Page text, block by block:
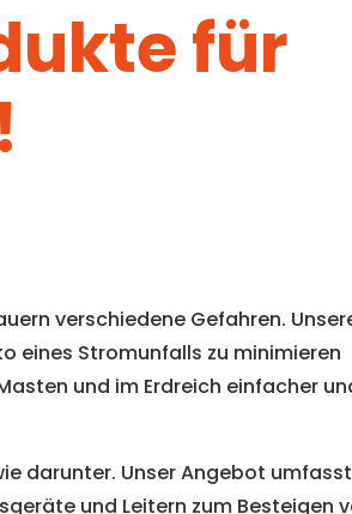
für
verschiedene Gefahren.
eines Stromunfalls zu minimieren
und im Erdreich einfacher
darunter. Unser Angebot umfasst
und Leitern zum Besteigen